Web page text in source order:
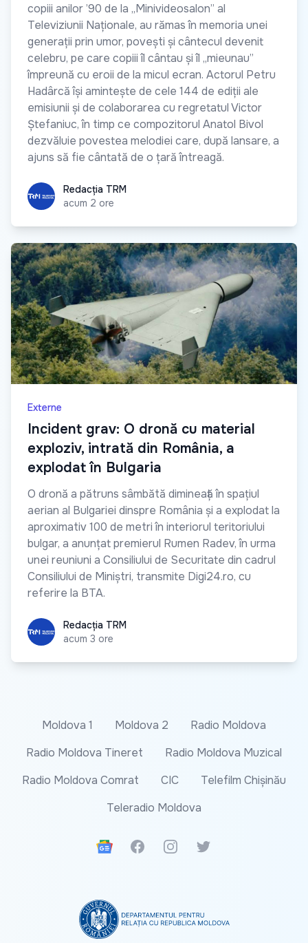
copiii anilor ’90 de la „Minivideosalon” al
Televiziunii Naționale, au rămas în memoria unei
generații prin umor, povești și cântecul devenit
celebru, pe care copiii îl cântau și îl „mieunau”
împreună cu eroii de la micul ecran. Actorul Petru
Hadârcă își amintește de cele 144 de ediții ale
emisiunii și de colaborarea cu regretatul Victor
Ștefaniuc, în timp ce compozitorul Anatol Bivol
dezvăluie povestea melodiei care, după lansare, a
ajuns să fie cântată de o țară întreagă.
Redacția TRM
Redacția TRM
acum 2 ore
Externe
Incident grav: O dronă cu material
exploziv, intrată din România, a
explodat în Bulgaria
O dronă a pătruns sâmbătă dimineață în spațiul
aerian al Bulgariei dinspre România și a explodat la
aproximativ 100 de metri în interiorul teritoriului
bulgar, a anunțat premierul Rumen Radev, în urma
unei reuniuni a Consiliului de Securitate din cadrul
Consiliului de Miniștri, transmite Digi24.ro, cu
referire la BTA.
Redacția TRM
Redacția TRM
acum 3 ore
Moldova 1 Moldova 2
Radio Moldova
Radio Moldova Tineret
Radio Moldova Muzical
Radio Moldova Comrat
CIC
Telefilm Chișinău
Teleradio Moldova
Google News
FacebookInstagramTwitter